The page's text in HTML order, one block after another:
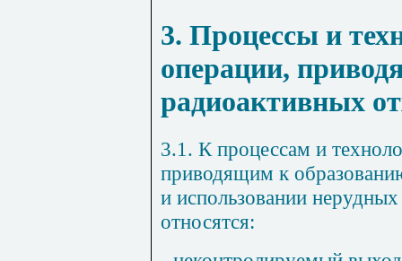
3. Процессы и
операции,
радиоактивных
3.1. К процессам и
приводящим к
и использовании
относятся: